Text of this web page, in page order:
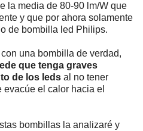
la media de 80-90 lm/W que
y que por ahora solamente
de bombilla led Philips.
una bombilla de verdad,
que tenga graves
de los leds al no tener
el calor hacia el
bombillas la analizaré y